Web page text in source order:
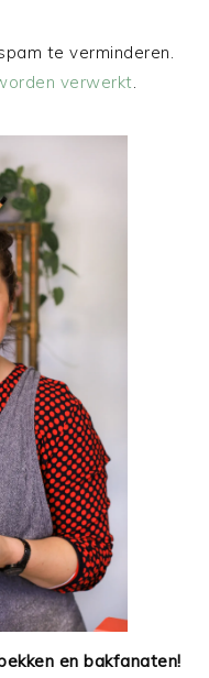
te verminderen.
verwerkt.
en bakfanaten!